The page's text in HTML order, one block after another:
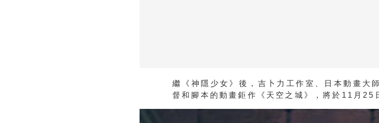
繼《神隱少女》後，吉卜力工作室、日本動畫大
督和腳本的動畫鉅作《天空之城》，將於11月25